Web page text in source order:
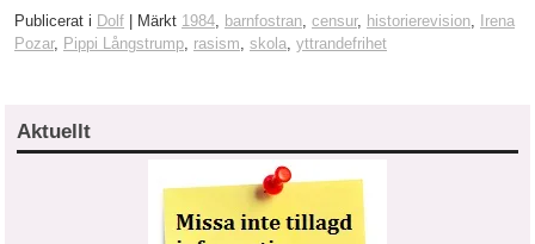
Publicerat i Dolf Märkt 1984 barnfostran censur, historierevision
Irena
Pozar, Pippi Långstrump rasism skola yttrandefrihet
Aktuellt